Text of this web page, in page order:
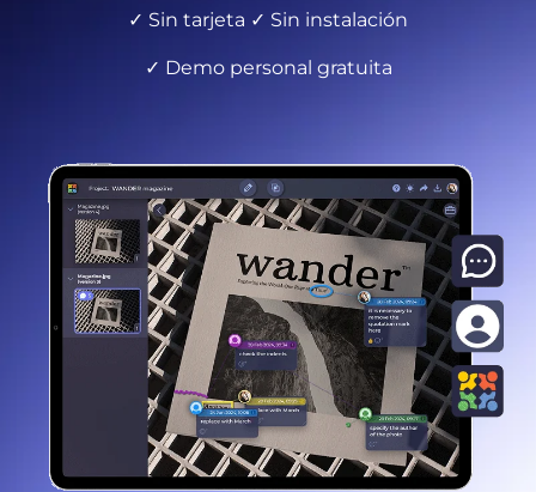
✓ Sin tarjeta ✓ Sin instalación
✓ Demo personal gratuita